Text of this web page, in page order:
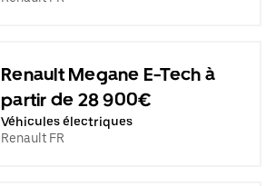
Renault Megane E-Tech à
partir de 28 900€
Véhicules électriques
Renault FR